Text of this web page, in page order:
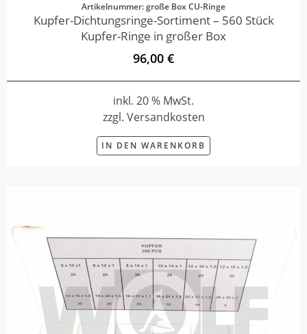
Artikelnummer: große Box CU-Ringe
Kupfer-Dichtungsringe-Sortiment – 560 Stück
Kupfer-Ringe in großer Box
96,00 €
inkl. 20 % MwSt.
zzgl. Versandkosten
IN DEN WARENKORB